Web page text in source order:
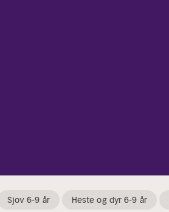
Sjov 6-9 år Heste og dyr 6-9 år